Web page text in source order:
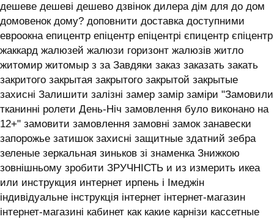
дешеве дешеві дешево дзвінок дилера дім для до дом
домовенок дому? доповнити доставка доступними
евроокна епицентр епіцентр епіцентрі єпицентр єпіцентр
жаккард жалюзей жалюзи горизонт жалюзів житло
житомир житомыр з за Завдяки заказ заказать закать
закритого закрытая закрытого закрытой закрытые
захисні Залишити залізні замер замір заміри "Замовили
тканинні ролети День-Ніч замовлення було виконано на
12+" замовити замовлення замовні замок занавески
запорожье затишок захисні защитные здатний зебра
зеленые зеркальная зиньков зі знаменка Знижкою
зовнішньому зробити ЗРУЧНІСТЬ и из измерить икеа
или инструкция интернет ирпень і ‎Імеджін
індивідуальне інструкція інтернет інтернет-магазин
інтернет-магазині кабинет как какие карнізи кассетные